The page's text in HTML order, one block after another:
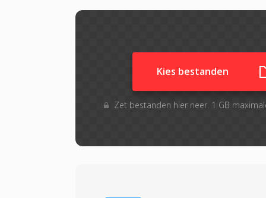
Kies bestanden
Zet bestanden hier neer. 1 GB